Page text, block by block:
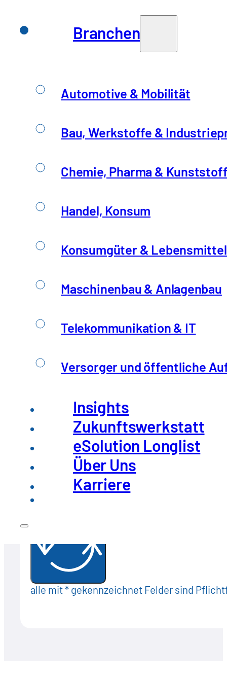
Branchen
Automotive & Mobilität
Bau, Werkstoffe &
Chemie, Pharma &
Handel, Konsum
Konsumgüter &
Maschinenbau & Anlagenbau
Telekommunikation & IT
Versorger und öffentliche
Insights
Zukunftswerkstatt
eSolution Longlist
Über Uns
Karriere
Bitte geben Sie nachfolgend ihre
Ich habe die
alle mit * gekennzeichnet Felder sind